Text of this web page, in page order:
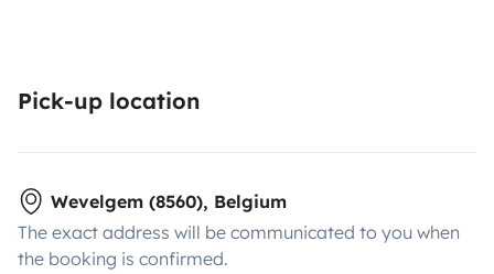
Pick-up location
Wevelgem (8560), Belgium
The exact address will be communicated to you when
the booking is confirmed.